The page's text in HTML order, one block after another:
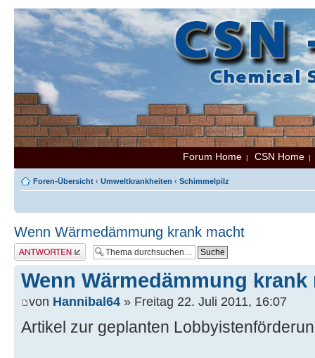
Forum Home | CSN Home
Foren-Übersicht ‹ Umweltkrankheiten ‹ Schimmelpilz
Wenn Wärmedämmung krank macht
Antwort erstellen
Wenn Wärmedämmung krank
von Hannibal64 » Freitag 22. Juli 2011, 16:07
Artikel zur geplanten